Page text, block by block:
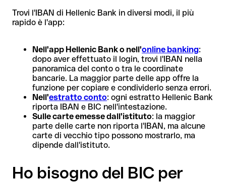
Trovi l'IBAN di Hellenic Bank in diversi modi, il più
rapido è l'app:
Nell'app Hellenic Bank o nell'online banking:
dopo aver effettuato il login, trovi l'IBAN nella
panoramica del conto o tra le coordinate
bancarie. La maggior parte delle app offre la
funzione per copiare e condividerlo senza errori.
Nell'estratto conto: ogni estratto Hellenic Bank
riporta IBAN e BIC nell'intestazione.
Sulle carte emesse dall'istituto: la maggior
parte delle carte non riporta l'IBAN, ma alcune
carte di vecchio tipo possono mostrarlo, ma
dipende dall'istituto.
Ho bisogno del BIC per